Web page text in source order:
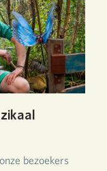
bezoekers